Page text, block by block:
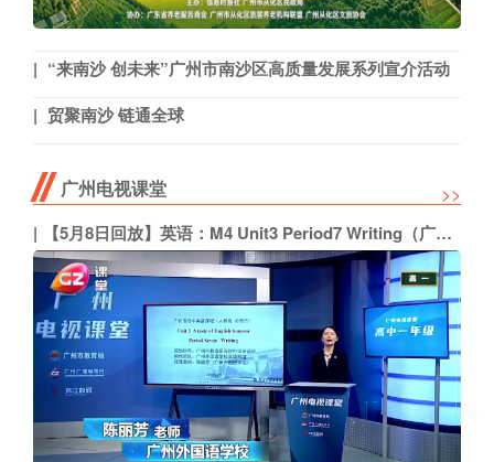
“来南沙 创未来”广州市南沙区高质量发展系列宣介活动
贸聚南沙 链通全球
广州电视课堂 >>
【5月8日回放】英语：M4 Unit3 Period7 Writing（广州外国语学校 陈丽芳）